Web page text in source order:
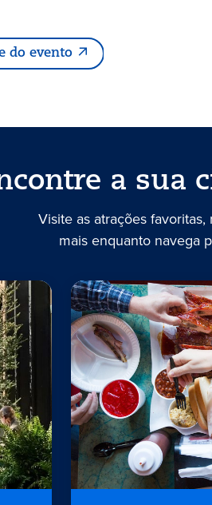
do evento
a sua
Visite as atrações
mais enquanto navega